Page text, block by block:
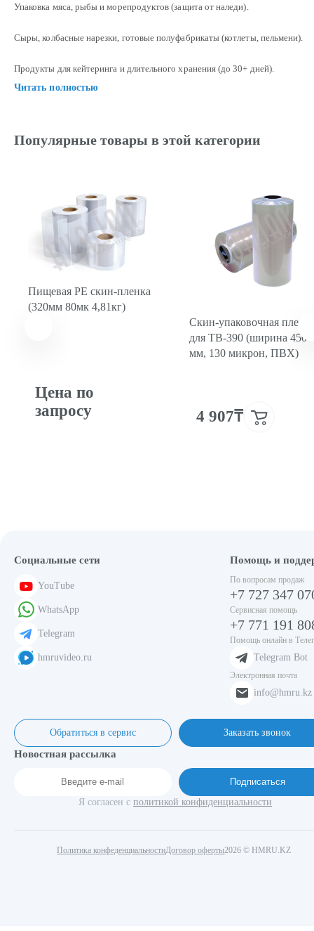
Упаковка мяса, рыбы и морепродуктов (защита от наледи).
Сыры, колбасные нарезки, готовые полуфабрикаты (котлеты, пельмени).
Продукты для кейтеринга и длительного хранения (до 30+ дней).
Читать полностью
Популярные товары в этой категории
Пищевая PE скин-пленка
(320мм 80мк 4,81кг)
Цена по
запросу
Скин-упаковочная
для TB-390 (ширина 450
мм, 130 микрон, ПВХ)
4 907₸
Социальные сети
YouTube
WhatsApp
Telegram
hmruvideo.ru
Помощь и
По вопросам продаж
+7 727 347
Сервисная помощь
+7 771 191
Помощь онлайн в
Telegram Bot
Электронная почта
info@hmru.kz
Обратиться в сервис Заказать звонок
Новостная рассылка
Подписаться
Я согласен с политикой конфиденциальности
Политика конфеденциальности 2026 © HMRU.KZ
Договор оферты